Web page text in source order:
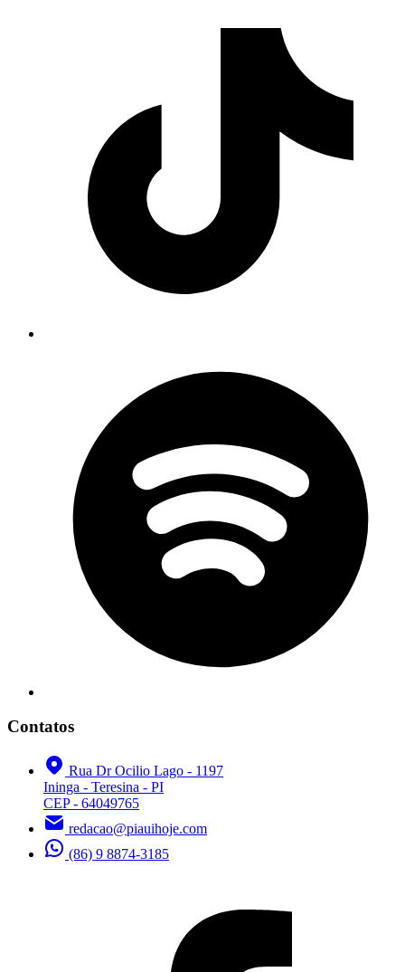
Contatos
Rua Dr Ocilio Lago - 1197
Ininga - Teresina - PI
CEP - 64049765
redacao@piauihoje.com
(86) 9 8874-3185